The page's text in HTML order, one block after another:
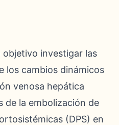
investigar las
los cambios dinámicos
venosa hepática
de la embolización de
(DPS) en